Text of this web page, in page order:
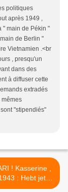
politiques
après 1949 ,
" main de Pékin "
de Berlin "
Vietnamien .<br
, presqu'un
dans des
à diffuser cette
extradés
mêmes
"stipendiés"
! Kasserine ,
: Hebt jetzt
Jagen an mit